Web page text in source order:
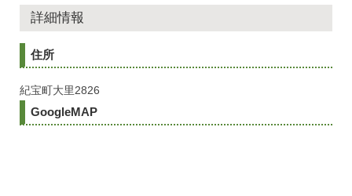
詳細情報
住所
紀宝町大里2826
GoogleMAP